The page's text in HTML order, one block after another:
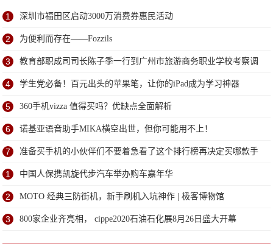
1 深圳市福田区启动3000万消费券惠民活动
2 为便利而存在——Fozzils
3 教育部职成司司长陈子季一行到广州市旅游商务职业学校考察调
研
4 学生党必备！百元出头的苹果笔，让你的iPad成为学习神器
5 360手机vizza 值得买吗？优缺点全面解析
6 诺基亚语音助手MIKA横空出世，但你可能用不上！
7 准备买手机的小伙伴们不要着急看了这个排行榜再决定买哪款手
机吧
1 中国人保携凯旋代步汽车举办购车嘉年华
2 MOTO 经典三防街机，新手刷机入坑神作 | 极客博物馆
3 800家企业齐亮相， cippe2020石油石化展8月26日盛大开幕